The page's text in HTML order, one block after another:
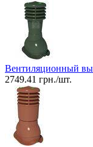
Вентиляционный
2749.41 грн./шт.